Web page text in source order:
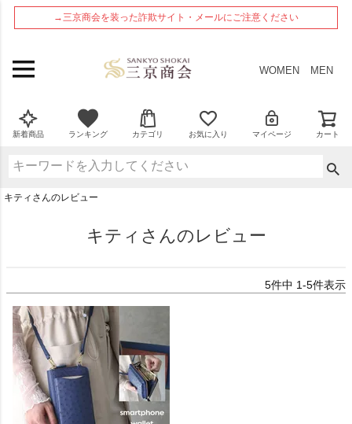
→三京商会を装った詐欺サイト・メールにご注意ください
WOMEN MEN
新着商品 ランキング カテゴリ お気に入り マイページ カート
キティさんのレビュー
キティさんのレビュー
5件中 1-5件表示
ペー